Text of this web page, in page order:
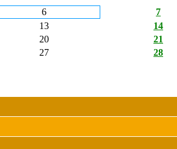
6 7
13 14
20 21
27 28